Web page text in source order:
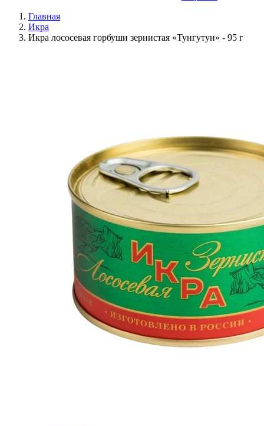
Главная
Икра
Икра лососевая горбуши зернистая «Тунгутун» - 95 г